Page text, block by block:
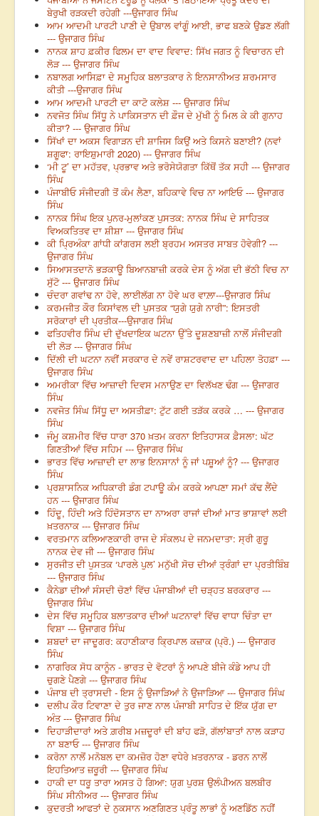
ਬੇਰੁਖੀ ਰੜਕਦੀ ਰਹੇਗੀ ---ਉਜਾਗਰ ਸਿੰਘ
ਆਮ ਆਦਮੀ ਪਾਰਟੀ ਪਾਣੀ ਦੇ ਉਬਾਲ ਵਾਂਗੂੰ ਆਈ, ਭਾਫ ਬਣਕੇ ਉਡਣ ਲੱਗੀ
--- ਉਜਾਗਰ ਸਿੰਘ
ਨਾਨਕ ਸ਼ਾਹ ਫ਼ਕੀਰ ਫਿਲਮ ਦਾ ਵਾਦ ਵਿਵਾਦ: ਸਿੱਖ ਜਗਤ ਨੂੰ ਵਿਚਾਰਨ ਦੀ
ਲੋੜ --- ਉਜਾਗਰ ਸਿੰਘ
ਨਬਾਲਗ ਆਸਿਫ਼ਾ ਦੇ ਸਮੂਹਿਕ ਬਲਾਤਕਾਰ ਨੇ ਇਨਸਾਨੀਅਤ ਸ਼ਰਮਸਾਰ
ਕੀਤੀ ---ਉਜਾਗਰ ਸਿੰਘ
ਆਮ ਆਦਮੀ ਪਾਰਟੀ ਦਾ ਕਾਟੋ ਕਲੇਸ਼ --- ਉਜਾਗਰ ਸਿੰਘ
ਨਵਜੋਤ ਸਿੰਘ ਸਿੱਧੂ ਨੇ ਪਾਕਿਸਤਾਨ ਦੀ ਫ਼ੌਜ ਦੇ ਮੁੱਖੀ ਨੂੰ ਮਿਲ ਕੇ ਕੀ ਗੁਨਾਹ
ਕੀਤਾ? --- ਉਜਾਗਰ ਸਿੰਘ
ਸਿੱਖਾਂ ਦਾ ਅਕਸ ਵਿਗਾੜਨ ਦੀ ਸ਼ਾਜਿਸ ਕਿਉਂ ਅਤੇ ਕਿਸਨੇ ਬਣਾਈ? (ਨਵਾਂ
ਸ਼ਗੂਫਾ: ਰਾਇਸ਼ੁਮਾਰੀ 2020) --- ਉਜਾਗਰ ਸਿੰਘ
‘ਮੀ ਟੂ’ ਦਾ ਮਹੱਤਵ, ਪ੍ਰਭਾਵ ਅਤੇ ਭਰੋਸੇਯੋਗਤਾ ਕਿੱਥੋਂ ਤੱਕ ਸਹੀ --- ਉਜਾਗਰ
ਸਿੰਘ
ਪੰਜਾਬੀਓ ਸੰਜੀਦਗੀ ਤੋਂ ਕੰਮ ਲੈਣਾ, ਬਹਿਕਾਵੇ ਵਿਚ ਨਾ ਆਇਓ --- ਉਜਾਗਰ
ਸਿੰਘ
ਨਾਨਕ ਸਿੰਘ ਇਕ ਪੁਨਰ-ਮੁਲਾਂਕਣ ਪੁਸਤਕ: ਨਾਨਕ ਸਿੰਘ ਦੇ ਸਾਹਿਤਕ
ਵਿਅਕਤਿਤਵ ਦਾ ਸ਼ੀਸ਼ਾ --- ਉਜਾਗਰ ਸਿੰਘ
ਕੀ ਪ੍ਰਿਅੰਕਾ ਗਾਂਧੀ ਕਾਂਗਰਸ ਲਈ ਬ੍ਰਹਮ ਅਸਤਰ ਸਾਬਤ ਹੋਵੇਗੀ? ---
ਉਜਾਗਰ ਸਿੰਘ
ਸਿਆਸਤਦਾਨੋ ਭੜਕਾਊ ਬਿਆਨਬਾਜ਼ੀ ਕਰਕੇ ਦੇਸ ਨੂੰ ਅੱਗ ਦੀ ਭੱਠੀ ਵਿਚ ਨਾ
ਸੁੱਟੋ --- ਉਜਾਗਰ ਸਿੰਘ
ਚੰਦਰਾ ਗਵਾਂਢ ਨਾ ਹੋਵੇ, ਲਾਈਲੱਗ ਨਾ ਹੋਵੇ ਘਰ ਵਾਲ਼ਾ---ਉਜਾਗਰ ਸਿੰਘ
ਕਰਮਜੀਤ ਕੌਰ ਕਿਸਾਂਵਲ ਦੀ ਪੁਸਤਕ “ਯੁਗੇ ਯੁਗੇ ਨਾਰੀ”: ਇਸਤਰੀ
ਸਰੋਕਾਰਾਂ ਦੀ ਪ੍ਰਤੀਕ---ਉਜਾਗਰ ਸਿੰਘ
ਫਤਿਹਵੀਰ ਸਿੰਘ ਦੀ ਦੁੱਖਦਾਇਕ ਘਟਨਾ ਉੱਤੇ ਦੂਸ਼ਣਬਾਜ਼ੀ ਨਾਲੋਂ ਸੰਜੀਦਗੀ
ਦੀ ਲੋੜ --- ਉਜਾਗਰ ਸਿੰਘ
ਦਿੱਲੀ ਦੀ ਘਟਨਾ ਨਵੀਂ ਸਰਕਾਰ ਦੇ ਨਵੇਂ ਰਾਸ਼ਟਰਵਾਦ ਦਾ ਪਹਿਲਾ ਤੋਹਫ਼ਾ ---
ਉਜਾਗਰ ਸਿੰਘ
ਅਮਰੀਕਾ ਵਿੱਚ ਆਜ਼ਾਦੀ ਦਿਵਸ ਮਨਾਉਣ ਦਾ ਵਿਲੱਖਣ ਢੰਗ --- ਉਜਾਗਰ
ਸਿੰਘ
ਨਵਜੋਤ ਸਿੰਘ ਸਿੱਧੂ ਦਾ ਅਸਤੀਫ਼ਾ: ਟੁੱਟ ਗਈ ਤੜੱਕ ਕਰਕੇ … --- ਉਜਾਗਰ
ਸਿੰਘ
ਜੰਮੂ ਕਸ਼ਮੀਰ ਵਿੱਚ ਧਾਰਾ 370 ਖ਼ਤਮ ਕਰਨਾ ਇਤਿਹਾਸਕ ਫ਼ੈਸਲਾ: ਘੱਟ
ਗਿਣਤੀਆਂ ਵਿੱਚ ਸਹਿਮ --- ਉਜਾਗਰ ਸਿੰਘ
ਭਾਰਤ ਵਿੱਚ ਆਜ਼ਾਦੀ ਦਾ ਲਾਭ ਇਨਸਾਨਾਂ ਨੂੰ ਜਾਂ ਪਸ਼ੂਆਂ ਨੂੰ? --- ਉਜਾਗਰ
ਸਿੰਘ
ਪ੍ਰਸ਼ਾਸਨਿਕ ਅਧਿਕਾਰੀ ਡੰਗ ਟਪਾਊ ਕੰਮ ਕਰਕੇ ਆਪਣਾ ਸਮਾਂ ਕੱਢ ਲੈਂਦੇ
ਹਨ --- ਉਜਾਗਰ ਸਿੰਘ
ਹਿੰਦੂ, ਹਿੰਦੀ ਅਤੇ ਹਿੰਦੋਸਤਾਨ ਦਾ ਨਾਅਰਾ ਰਾਜਾਂ ਦੀਆਂ ਮਾਤ ਭਾਸ਼ਾਵਾਂ ਲਈ
ਖ਼ਤਰਨਾਕ --- ਉਜਾਗਰ ਸਿੰਘ
ਵਰਤਮਾਨ ਕਲਿਆਣਕਾਰੀ ਰਾਜ ਦੇ ਸੰਕਲਪ ਦੇ ਜਨਮਦਾਤਾ: ਸ੍ਰੀ ਗੁਰੂ
ਨਾਨਕ ਦੇਵ ਜੀ --- ਉਜਾਗਰ ਸਿੰਘ
ਸੁਰਜੀਤ ਦੀ ਪੁਸਤਕ ‘ਪਾਰਲੇ ਪੁਲ’ ਮਨੁੱਖੀ ਸੋਚ ਦੀਆਂ ਤ੍ਰੰਗਾਂ ਦਾ ਪ੍ਰਤੀਬਿੰਬ
--- ਉਜਾਗਰ ਸਿੰਘ
ਕੈਨੇਡਾ ਦੀਆਂ ਸੰਸਦੀ ਚੋਣਾਂ ਵਿੱਚ ਪੰਜਾਬੀਆਂ ਦੀ ਚੜ੍ਹਤ ਬਰਕਰਾਰ ---
ਉਜਾਗਰ ਸਿੰਘ
ਦੇਸ ਵਿੱਚ ਸਮੂਹਿਕ ਬਲਾਤਕਾਰ ਦੀਆਂ ਘਟਨਾਵਾਂ ਵਿੱਚ ਵਾਧਾ ਚਿੰਤਾ ਦਾ
ਵਿਸ਼ਾ --- ਉਜਾਗਰ ਸਿੰਘ
ਸ਼ਬਦਾਂ ਦਾ ਜਾਦੂਗਰ: ਕਹਾਣੀਕਾਰ ਕ੍ਰਿਪਾਲ ਕਜ਼ਾਕ (ਪ੍ਰੋ.) --- ਉਜਾਗਰ
ਸਿੰਘ
ਨਾਗਰਿਕ ਸੋਧ ਕਾਨੂੰਨ - ਭਾਰਤ ਦੇ ਵੋਟਰਾਂ ਨੂੰ ਆਪਣੇ ਬੀਜੇ ਕੰਡੇ ਆਪ ਹੀ
ਚੁਗਣੇ ਪੈਣਗੇ --- ਉਜਾਗਰ ਸਿੰਘ
ਪੰਜਾਬ ਦੀ ਤ੍ਰਾਸਦੀ - ਇਸ ਨੂੰ ਉਜਾੜਿਆਂ ਨੇ ਉਜਾੜਿਆ --- ਉਜਾਗਰ ਸਿੰਘ
ਦਲੀਪ ਕੌਰ ਟਿਵਾਣਾ ਦੇ ਤੁਰ ਜਾਣ ਨਾਲ ਪੰਜਾਬੀ ਸਾਹਿਤ ਦੇ ਇੱਕ ਯੁੱਗ ਦਾ
ਅੰਤ --- ਉਜਾਗਰ ਸਿੰਘ
ਦਿਹਾੜੀਦਾਰਾਂ ਅਤੇ ਗ਼ਰੀਬ ਮਜ਼ਦੂਰਾਂ ਦੀ ਬਾਂਹ ਫੜੋ, ਗੱਲਾਂਬਾਤਾਂ ਨਾਲ ਕੜਾਹ
ਨਾ ਬਣਾਓ --- ਉਜਾਗਰ ਸਿੰਘ
ਕਰੋਨਾ ਨਾਲੋਂ ਮਨੋਬਲ ਦਾ ਕਮਜ਼ੋਰ ਹੋਣਾ ਵਧੇਰੇ ਖ਼ਤਰਨਾਕ - ਡਰਨ ਨਾਲੋਂ
ਇਹਤਿਆਤ ਜ਼ਰੂਰੀ --- ਉਜਾਗਰ ਸਿੰਘ
ਹਾਕੀ ਦਾ ਧਰੂ ਤਾਰਾ ਅਸਤ ਹੋ ਗਿਆ: ਯੁਗ ਪੁਰਸ਼ ਉਲੰਪੀਅਨ ਬਲਬੀਰ
ਸਿੰਘ ਸੀਨੀਅਰ --- ਉਜਾਗਰ ਸਿੰਘ
ਕੁਦਰਤੀ ਆਫਤਾਂ ਦੇ ਨੁਕਸਾਨ ਅਣਗਿਣਤ ਪ੍ਰੰਤੂ ਲਾਭਾਂ ਨੂੰ ਅਣਡਿੱਠ ਨਹੀਂ